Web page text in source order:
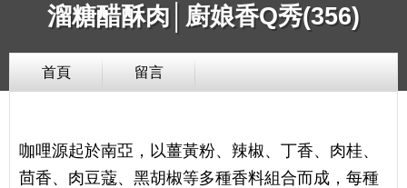
溜糖醋酥肉│廚娘香Q秀(356)
首頁 留言
咖哩源起於南亞，以薑黃粉、辣椒、丁香、肉桂、
茴香、肉豆蔻、黑胡椒等多種香料組合而成，每種